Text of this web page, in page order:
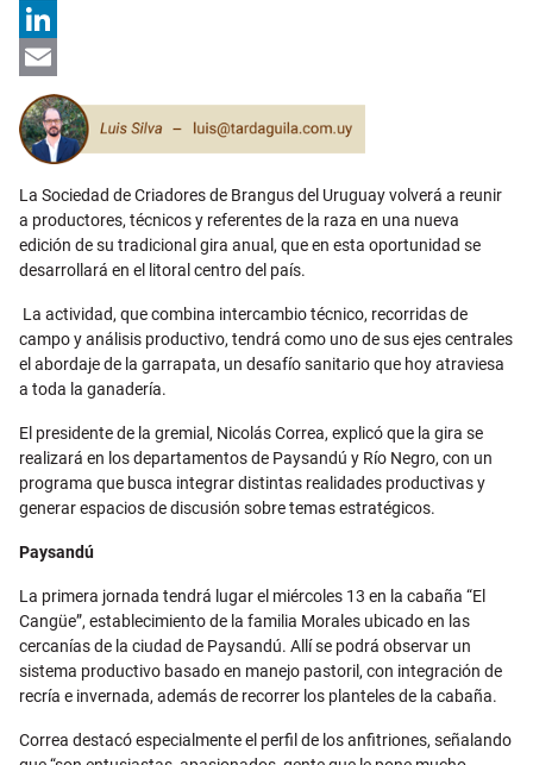
X
LinkedIn
Email
La Sociedad de Criadores de Brangus del Uruguay volverá a reunir
a productores, técnicos y referentes de la raza en una nueva
edición de su tradicional gira anual, que en esta oportunidad se
desarrollará en el litoral centro del país.
La actividad, que combina intercambio técnico, recorridas de
campo y análisis productivo, tendrá como uno de sus ejes centrales
el abordaje de la garrapata, un desafío sanitario que hoy atraviesa
a toda la ganadería.
El presidente de la gremial, Nicolás Correa, explicó que la gira se
realizará en los departamentos de Paysandú y Río Negro, con un
programa que busca integrar distintas realidades productivas y
generar espacios de discusión sobre temas estratégicos.
Paysandú
La primera jornada tendrá lugar el miércoles 13 en la cabaña “El
Cangüe”, establecimiento de la familia Morales ubicado en las
cercanías de la ciudad de Paysandú. Allí se podrá observar un
sistema productivo basado en manejo pastoril, con integración de
recría e invernada, además de recorrer los planteles de la cabaña.
Correa destacó especialmente el perfil de los anfitriones, señalando